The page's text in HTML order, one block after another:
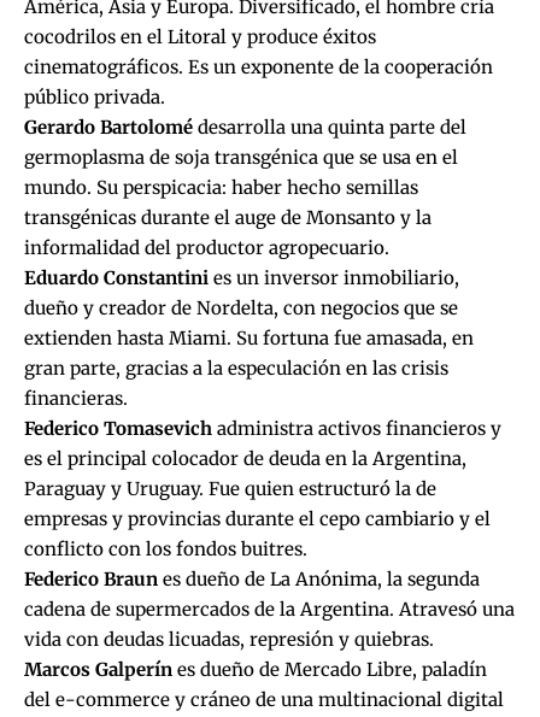
América, Asia y Europa. Diversificado, el hombre cría
cocodrilos en el Litoral y produce éxitos
cinematográficos. Es un exponente de la cooperación
público privada.
Gerardo Bartolomé desarrolla una quinta parte del
germoplasma de soja transgénica que se usa en el
mundo. Su perspicacia: haber hecho semillas
transgénicas durante el auge de Monsanto y la
informalidad del productor agropecuario.
Eduardo Constantini es un inversor inmobiliario,
dueño y creador de Nordelta, con negocios que se
extienden hasta Miami. Su fortuna fue amasada, en
gran parte, gracias a la especulación en las crisis
financieras.
Federico Tomasevich administra activos financieros y
es el principal colocador de deuda en la Argentina,
Paraguay y Uruguay. Fue quien estructuró la de
empresas y provincias durante el cepo cambiario y el
conflicto con los fondos buitres.
Federico Braun es dueño de La Anónima, la segunda
cadena de supermercados de la Argentina. Atravesó una
vida con deudas licuadas, represión y quiebras.
Marcos Galperín es dueño de Mercado Libre, paladín
del e-commerce y cráneo de una multinacional digital